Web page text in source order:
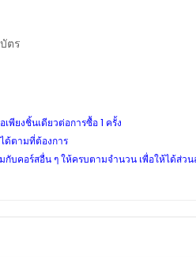
ร
พียงชิ้นเดียวต่อการซื้อ 1 ครั้ง
ด้ตามที่ต้องการ
กับคอร์สอื่น ๆ ให้ครบตามจำนวน เพื่อให้ได้ส่